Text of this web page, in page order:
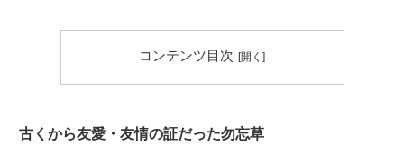
コンテンツ目次
古くから友愛・友情の証だった勿忘草